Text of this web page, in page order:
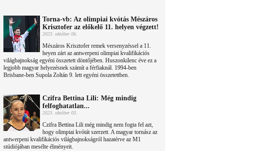
Torna-vb: Az olimpiai kvótás Mészáros
Krisztofer az előkelő 11. helyen végzett!
2023. október 06.
Mészáros Krisztofer remek versenyzéssel a 11.
heyen zárt az antwerpeni olimpiai kvalifikációs
világbajnokság egyéni összetett döntőjében. Huszonkilenc éve ez a
legjobb magyar helyezésnek számít a férfiaknál. 1994-ben
Brisbane-ben Supola Zoltán 9. lett egyéni összetettben.
Czifra Bettina Lili: Még mindig
felfoghatatlan...
2023. október 03.
Czifra Bettina Lili még mindig nem fogta fel azt,
hogy olimpiai kvótát szerzett. A magyar tornász az
antwerpeni kvalifikációs világbajnokságról hazatérve az M1
stúdiójában mesélte élményeit.